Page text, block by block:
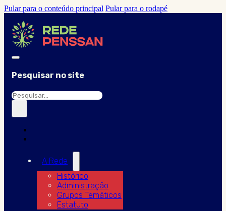
Pular para o conteúdo principal Pular para o rodapé
Pesquisar no site
Pesquisar
A Rede
Histórico
Administração
Grupos Temáticos
Estatuto